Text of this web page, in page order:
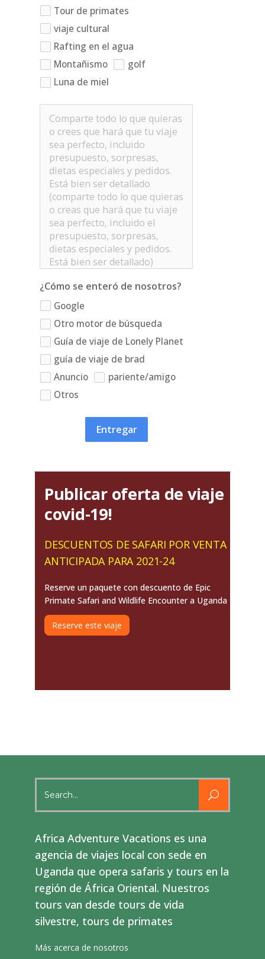
Tour de primates
viaje cultural
Rafting en el agua
Montañismo
golf
Luna de miel
¿Cómo se enteró de nosotros?
Google
Otro motor de búsqueda
Guía de viaje de Lonely Planet
guía de viaje de brad
Anuncio
pariente/amigo
Otros
Entregar
Publicar oferta de viaje
covid-19!
DESCUENTOS DE SAFARI POR VENTA
ANTICIPADA PARA 2021-24
Reserve un paquete con descuento de Epic
Primate Safari and Wildlife Encounter a Uganda
Reserve este viaje
for:
Africa Adventure Vacations es una
agencia de viajes local con sede en
Uganda que opera safaris y tours en la
región de África Oriental. Nuestros
tours van desde tours de vida
silvestre, tours de primates
Más acerca de nosotros